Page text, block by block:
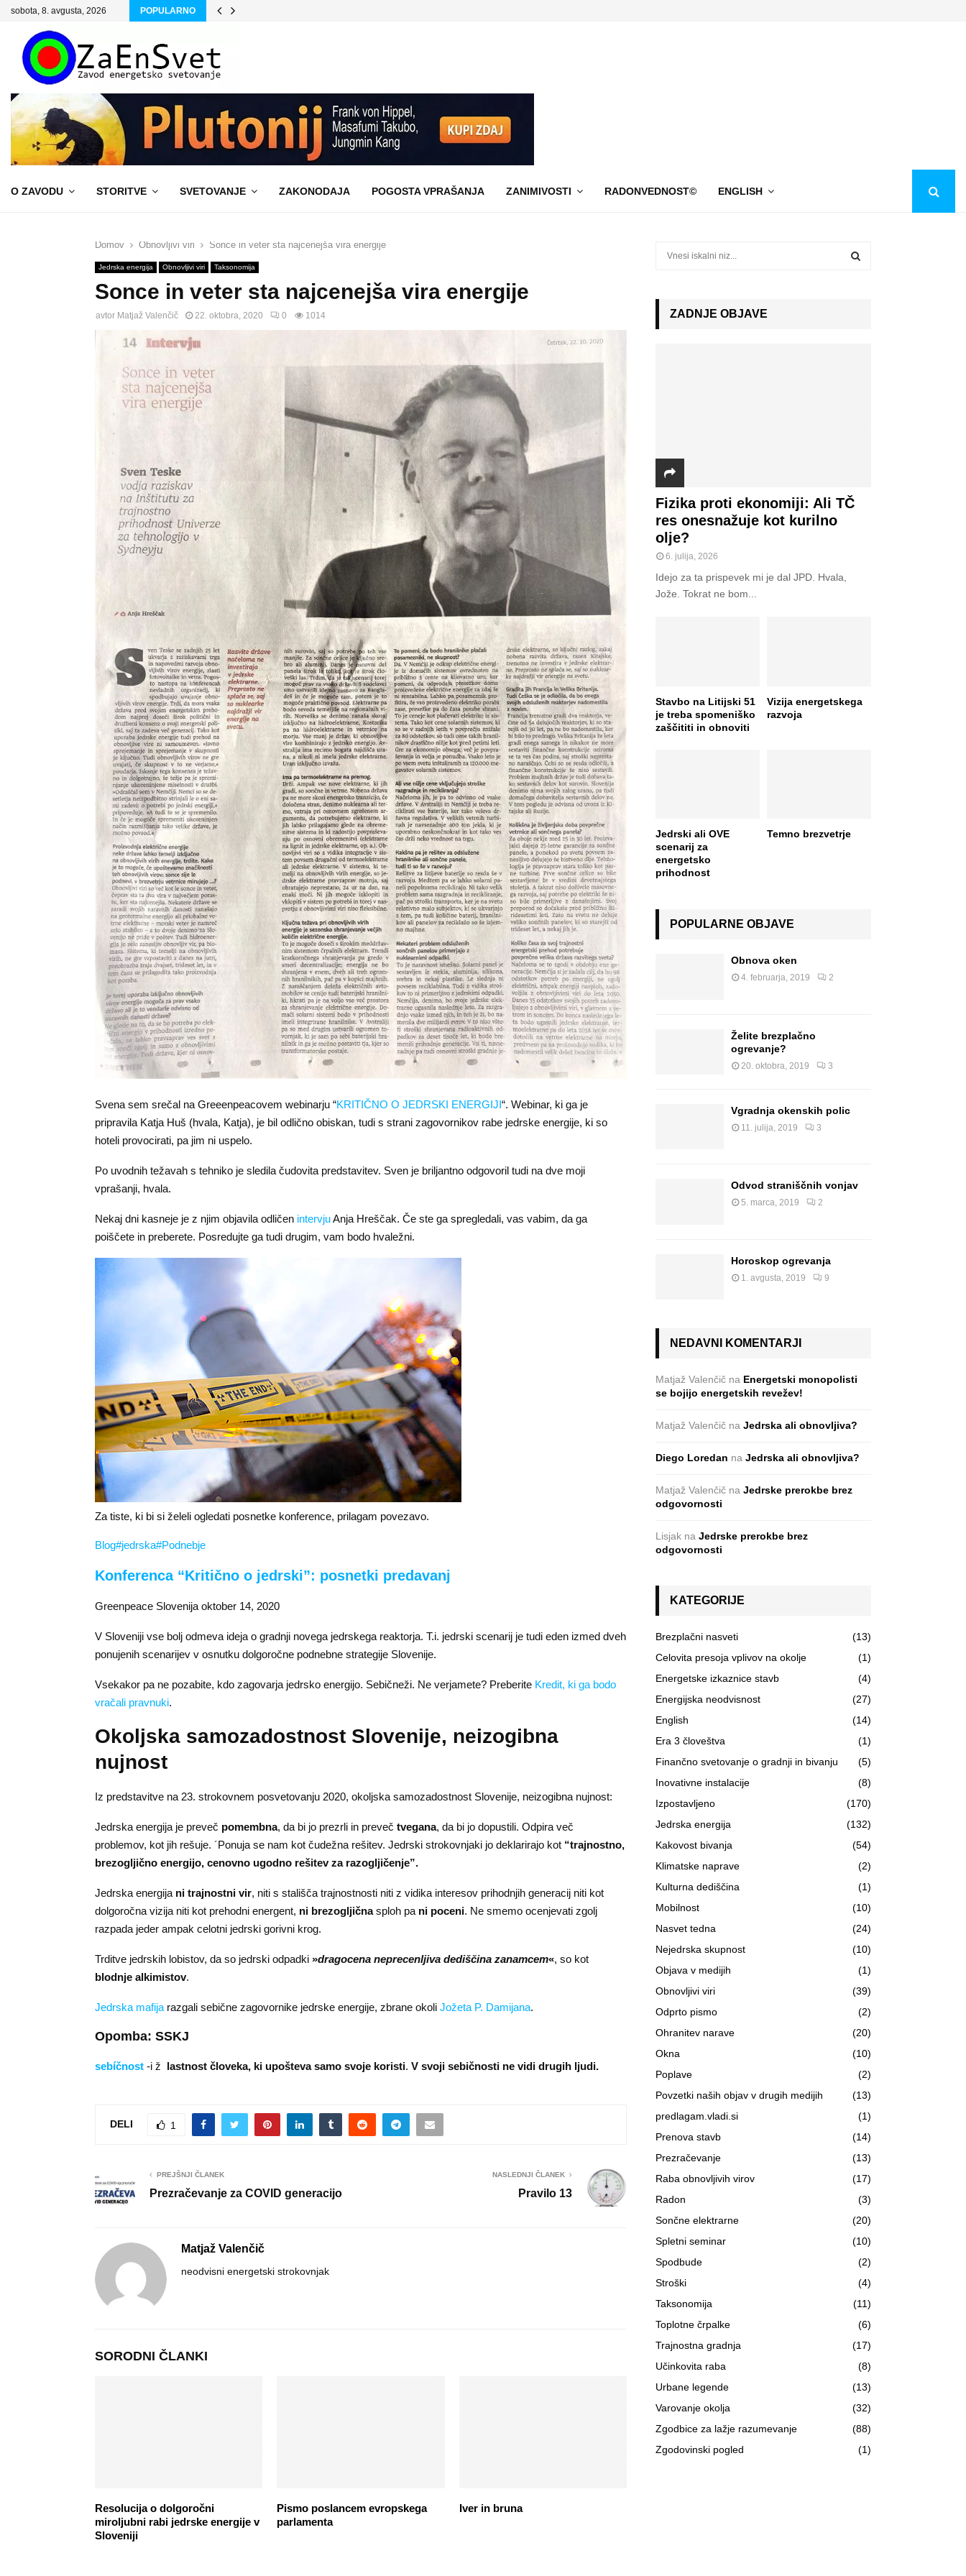
sobota, 8. avgusta, 2026 POPULARNO
O ZAVODU STORITVE SVETOVANJE ZAKONODAJA POGOSTA VPRAŠANJA ZANIMIVOSTI RADONVEDNOST© ENGLISH
Domov Obnovljivi viri Sonce in veter sta najcenejša vira energije
Jedrska energija Obnovljivi viri Taksonomija
Sonce in veter sta najcenejša vira energije
avtor Matjaž Valenčič 22. oktobra, 2020 0 1014
Svena sem srečal na Greeenpeacovem webinarju “KRITIČNO O JEDRSKI ENERGIJI“. Webinar, ki ga je
pripravila Katja Huš (hvala, Katja), je bil odlično obiskan, tudi s strani zagovornikov rabe jedrske energije, ki so
hoteli provocirati, pa jim ni uspelo.
Po uvodnih težavah s tehniko je sledila čudovita predstavitev. Sven je briljantno odgovoril tudi na dve moji
vprašanji, hvala.
Nekaj dni kasneje je z njim objavila odličen intervjuAnja Hreščak. Če ste ga spregledali, vas vabim, da ga
poiščete in preberete. Posredujte ga tudi drugim, vam bodo hvaležni.
Za tiste, ki bi si želeli ogledati posnetke konference, prilagam povezavo.
Blog#jedrska#Podnebje
Konferenca “Kritično o jedrski”: posnetki predavanj
Greenpeace Slovenija oktober 14, 2020
V Sloveniji vse bolj odmeva ideja o gradnji novega jedrskega reaktorja. T.i. jedrski scenarij je tudi eden izmed dveh
ponujenih scenarijev v osnutku dolgoročne podnebne strategije Slovenije.
Vsekakor pa ne pozabite, kdo zagovarja jedrsko energijo. Sebičneži. Ne verjamete? Preberite Kredit, ki ga bodo
vračali pravnuki.
Okoljska samozadostnost Slovenije, neizogibna
nujnost
Iz predstavitve na 23. strokovnem posvetovanju 2020, okoljska samozadostnost Slovenije, neizogibna nujnost:
Jedrska energija je preveč pomembna, da bi jo prezrli in preveč tvegana, da bi jo dopustili. Odpira več
problemov, kot jih rešuje. ´Ponuja se nam kot čudežna rešitev. Jedrski strokovnjaki jo deklarirajo kot “trajnostno,
brezogljično energijo, cenovno ugodno rešitev za razogljičenje”.
Jedrska energija ni trajnostni vir, niti s stališča trajnostnosti niti z vidika interesov prihodnjih generacij niti kot
dolgoročna vizija niti kot prehodni energent, ni brezogljičnasploh pa ni poceni. Ne smemo ocenjevati zgolj
razpada jeder ampak celotni jedrski gorivni krog.
Trditve jedrskih lobistov, da so jedrski odpadki »dragocena neprecenljiva dediščina zanamcem«, so kot
blodnje alkimistov.
Jedrska mafija razgali sebične zagovornike jedrske energije, zbrane okoli Jožeta P. Damijana.
Opomba: SSKJ
sebíčnost -i ž lastnost človeka, ki upošteva samo svoje koristi. V svoji sebičnosti ne vidi drugih ljudi.
DELI 1
PREJŠNJI ČLANEK
Prezračevanje za COVID generacijo
NASLEDNJI ČLANEK
Pravilo 13
Matjaž Valenčič
neodvisni energetski strokovnjak
SORODNI ČLANKI
Resolucija o dolgoročni
miroljubni rabi jedrske energije v
Sloveniji
Pismo poslancem evropskega
parlamenta
Iver in bruna
ZADNJE OBJAVE
Fizika proti ekonomiji: Ali TČ
res onesnažuje kot kurilno
olje?
6. julija, 2026
Idejo za ta prispevek mi je dal JPD. Hvala,
Jože. Tokrat ne bom...
Stavbo na Litijski 51
je treba spomeniško
zaščititi in obnoviti
Vizija energetskega
razvoja
Jedrski ali OVE
scenarij za
energetsko
prihodnost
Temno brezvetrje
POPULARNE OBJAVE
Obnova oken
4. februarja, 2019 2
Želite brezplačno
ogrevanje?
20. oktobra, 2019 3
Vgradnja okenskih polic
11. julija, 2019 3
Odvod straniščnih vonjav
5. marca, 2019 2
Horoskop ogrevanja
1. avgusta, 2019 9
NEDAVNI KOMENTARJI
Matjaž Valenčič na Energetski monopolisti
se bojijo energetskih revežev!
Matjaž Valenčič na Jedrska ali obnovljiva?
Diego Loredan na Jedrska ali obnovljiva?
Matjaž Valenčič na Jedrske prerokbe brez
odgovornosti
Lisjak na Jedrske prerokbe brez
odgovornosti
KATEGORIJE
Brezplačni nasveti
(13)
Celovita presoja vplivov na okolje
(1)
Energetske izkaznice stavb
(4)
Energijska neodvisnost
(27)
English
(14)
Era 3 človeštva
(1)
Finančno svetovanje o gradnji in bivanju
(5)
Inovativne instalacije
(8)
Izpostavljeno
(170)
Jedrska energija
(132)
Kakovost bivanja
(54)
Klimatske naprave
(2)
Kulturna dediščina
(1)
Mobilnost
(10)
Nasvet tedna
(24)
Nejedrska skupnost
(10)
Objava v medijih
(1)
Obnovljivi viri
(39)
Odprto pismo
(2)
Ohranitev narave
(20)
Okna
(10)
Poplave
(2)
Povzetki naših objav v drugih medijih
(13)
predlagam.vladi.si
(1)
Prenova stavb
(14)
Prezračevanje
(13)
Raba obnovljivih virov
(17)
Radon
(3)
Sončne elektrarne
(20)
Spletni seminar
(10)
Spodbude
(2)
Stroški
(4)
Taksonomija
(11)
Toplotne črpalke
(6)
Trajnostna gradnja
(17)
Učinkovita raba
(8)
Urbane legende
(13)
Varovanje okolja
(32)
Zgodbice za lažje razumevanje
(88)
Zgodovinski pogled
(1)